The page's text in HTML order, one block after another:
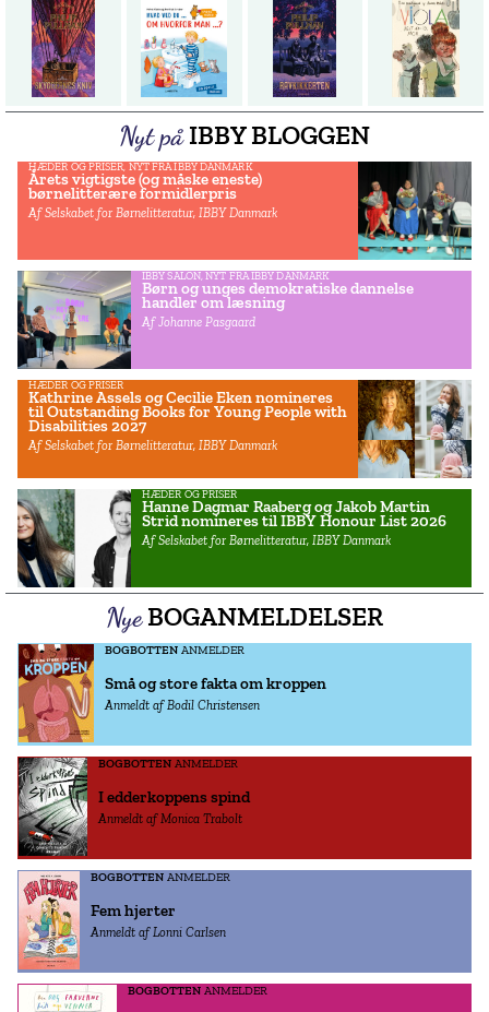
Nyt påIBBY BLOGGEN
HÆDER OG PRISER, NYT FRA IBBY DANMARK
Årets vigtigste (og måske eneste)
børnelitterære formidlerpris
Af Selskabet for Børnelitteratur, IBBY Danmark
IBBY SALON,NYT FRA IBBY DANMARK
Børn og unges demokratiske dannelse
handler om læsning
Af Johanne Pasgaard
HÆDER OG PRISER
Kathrine Assels og Cecilie Eken nomineres
til Outstanding Books for Young People with
Disabilities 2027
Af Selskabet for Børnelitteratur, IBBY Danmark
HÆDER OG PRISER
Hanne Dagmar Raaberg og Jakob Martin
Strid nomineres til IBBY Honour List 2026
Af Selskabet for Børnelitteratur, IBBY Danmark
NyeBOGANMELDELSER
BOGBOTTENANMELDER
Små og store fakta om kroppen
Anmeldt af Bodil Christensen
BOGBOTTENANMELDER
I edderkoppens spind
Anmeldt af Monica Trabolt
BOGBOTTENANMELDER
Fem hjerter
Anmeldt af Lonni Carlsen
BOGBOTTENANMELDER